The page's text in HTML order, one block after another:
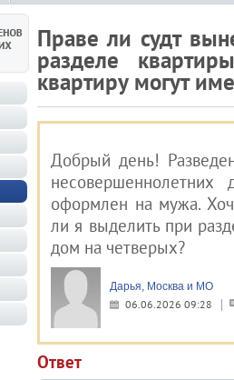
Праве ли судт
разделе
квартиру могут
Добрый день!
оформлен на мужа.
ли я выделить при
дом на четверых?
Дарья, Москва и МО
06.06.2026 09:28
Ответ